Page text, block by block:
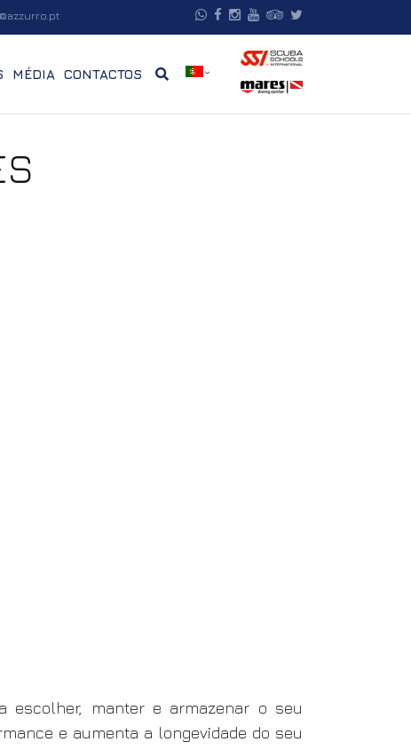
MÉDIA CONTACTOS
escolher, manter e armazenar o seu
e aumenta a longevidade do seu